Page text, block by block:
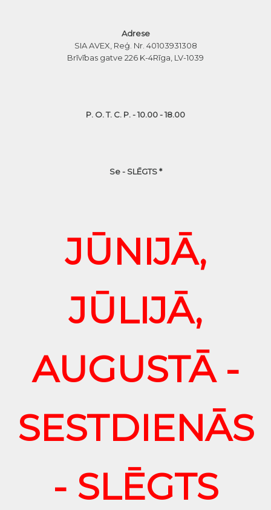
Adrese
SIA AVEX, Reģ. Nr. 40103931308
Brīvības gatve 226 K-4Rīga, LV-1039
P. O. T. C. P. - 10.00 - 18.00
Se - SLĒGTS *
JŪNIJĀ,
JŪLIJĀ,
AUGUSTĀ -
SESTDIENĀS
- SLĒGTS